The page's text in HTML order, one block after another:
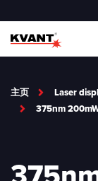
主页 Laser
375nm